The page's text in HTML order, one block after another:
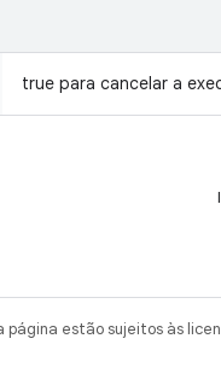
true para cancelar a
página estão sujeitos às